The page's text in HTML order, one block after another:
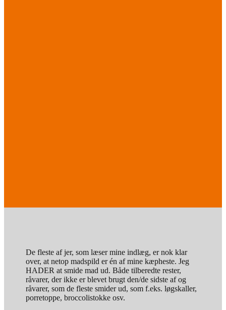
De fleste af jer, som læser mine indlæg, er nok klar
over, at netop madspild er én af mine kæpheste. Jeg
HADER at smide mad ud. Både tilberedte rester,
råvarer, der ikke er blevet brugt den/de sidste af og
råvarer, som de fleste smider ud, som f.eks. løgskaller,
porretoppe, broccolistokke osv.